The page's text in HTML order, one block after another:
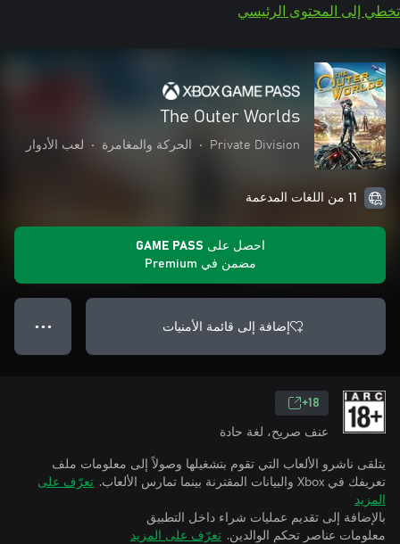
تخطي إلى المحتوى الرئيسي
The Outer Worlds
Private Division
• الحركة والمغامرة • لعب الأدوار
11 من اللغات المدعمة
احصل على GAME PASS
مضمن في Premium
إضافة إلى قائمة الأمنيات ● ● ●
18+
عنف صريح، لغة حادة
يتلقى ناشرو الألعاب التي تقوم بتشغيلها وصولاً إلى معلومات ملف
تعريفك في Xbox والبيانات المقترنة بينما تمارس الألعاب.
تعرّف على
المزيد
بالإضافة إلى تقديم عمليات شراء داخل التطبيق
معلومات عناصر تحكم الوالدين. تعرّف على المزيد